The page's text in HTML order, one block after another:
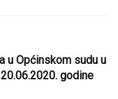
u Općinskom sudu u
godine